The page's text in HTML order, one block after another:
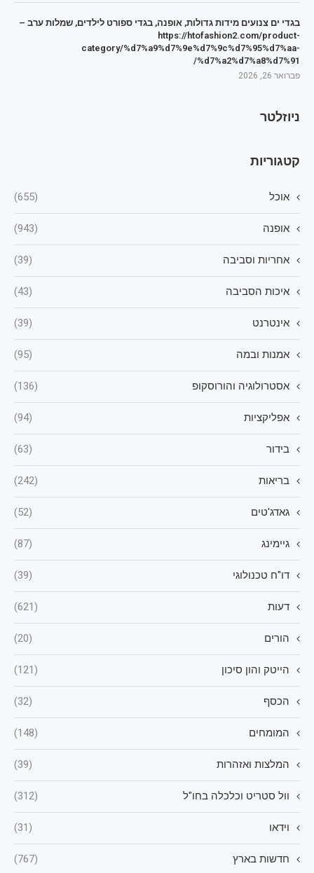
בגדי ים צנועים מידות גדולות, אופנה, בגדי ספורט לילדים, שמלות ערב –
https://htofashion2.com/product-
category/%d7%a9%d7%9e%d7%9c%d7%95%d7%aa-
%d7%a2%d7%a8%d7%91/
פברואר 26, 2026
ניוזלטר
קטגוריות
אוכל (655)
אופנה (943)
אחריות וסביבה (39)
איכות הסביבה (43)
אינטרנט (39)
אמנות ובמה (95)
אסטרולוגיה והורוסקופ (136)
אפליקציות (94)
בידור (63)
בריאות (242)
גאדג'טים (52)
גיימינג (87)
דו"ח טכנולוגי (39)
דעות (621)
הורים (20)
הייטק והון סיכון (121)
הכסף (32)
המומחים (148)
המלצות ואזהרות (39)
וול סטריט וכלכלה בחו"ל (312)
וידאו (31)
חדשות בארץ (767)